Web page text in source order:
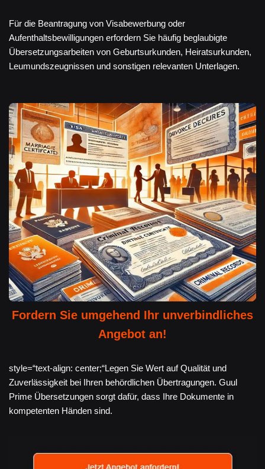
Für die Beantragung von Visabewerbung oder
Aufenthaltsbewilligungen erfordern Sie häufig beglaubigte
Übersetzungsarbeiten von Geburtsurkunden, Heiratsurkunden,
Leumundszeugnissen und sonstigen relevanten Unterlagen.
Fordern Sie umgehend Ihr unverbindliches
Angebot an!
style=“text-align: center;“Legen Sie Wert auf Qualität und
Zuverlässigkeit bei Ihren behördlichen Übertragungen. Guul
Prime Übersetzungen sorgt dafür, dass Ihre Dokumente in
kompetenten Händen sind.